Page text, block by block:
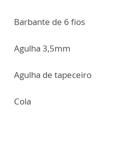
Barbante de 6 fios
Agulha 3,5mm
Agulha de tapeceiro
Cola